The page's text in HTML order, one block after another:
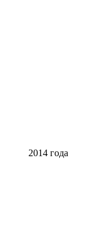
2014 года